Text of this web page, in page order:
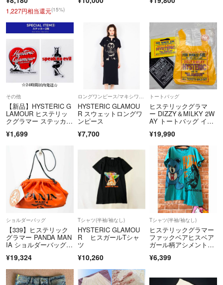
1,227円相当還元(15%)
その他
【新品】HYSTERIC G
LAMOUR ヒステリッ
クグラマー ステッカ
記念ムック本 ヒスグラ
¥1,699
ロングワンピース/マキシワンピース
HYSTERIC GLAMOU
R スウェットロングワ
ンピース
¥7,700
トートバッグ
ヒステリックグラマ
ー DIZZY＆MILKY 2W
AY トートバッグ イエ
ップ袋 紙袋 ラッピン
グ 巾着袋
¥19,990
ショルダーバッグ
【339】ヒステリック
グラマー PANDA MAN
IA ショルダーバッグタ
¥19,324
Tシャツ(半袖/袖なし)
HYSTERIC GLAMOU
R ヒスガールTシャ
ツ
¥10,260
Tシャツ(半袖/袖なし)
ヒステリックグラマー
ファックベアヒスベア
ガール柄アシメントリ
¥6,399